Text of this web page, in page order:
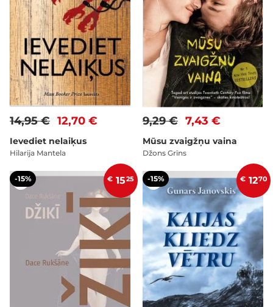
12,70 €
14,95 €
Ievediet nelaiķus
Hilarija Mantela
7,43 €
9,29 €
Mūsu zvaigžņu vaina
Džons Grīns
-15% € 1525 -15% € 1270